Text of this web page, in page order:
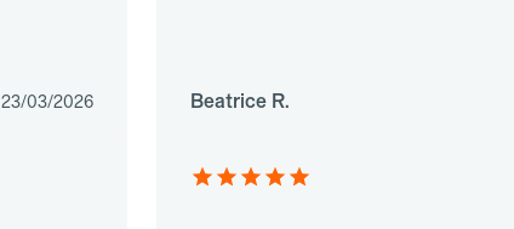
23/03/2026 Beatrice R.